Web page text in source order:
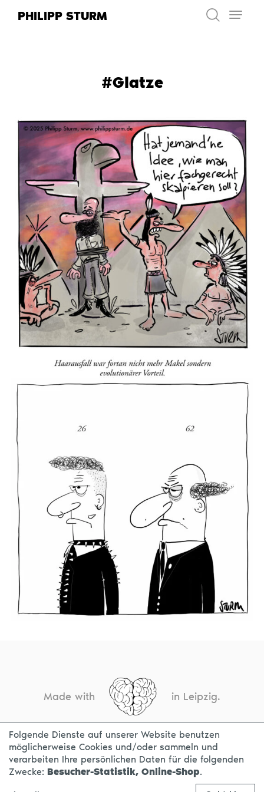
InhaltPHILIPP STURM
#Glatze
Made with in Leipzig.
KONTAKT IMPRESSUM DATENSCHUTZ
Folgende Dienste auf unserer Website benutzen
möglicherweise Cookies und/oder sammeln und
verarbeiten Ihre persönlichen Daten für die folgenden
Zwecke: Besucher-Statistik, Online-Shop.